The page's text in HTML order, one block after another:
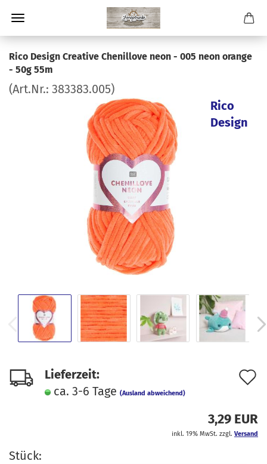
Rico Design Creative Chenillove neon - 005 neon orange
- 50g 55m
(Art.Nr.: 383383.005)
Rico
Design
Lieferzeit:
ca. 3-6 Tage (Ausland abweichend)
3,29 EUR
inkl. 19% MwSt. zzgl. Versand
Stück: